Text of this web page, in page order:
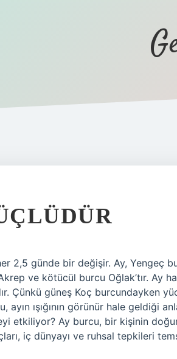
2,5 günde bir değişir. Ay, Yengeç
ve kötücül burcu Oğlak’tır. Ay
Çünkü güneş Koç burcundayken
ışığının görünür hale geldiği
etkiliyor? Ay burcu, bir kişinin
iç dünyayı ve ruhsal tepkileri